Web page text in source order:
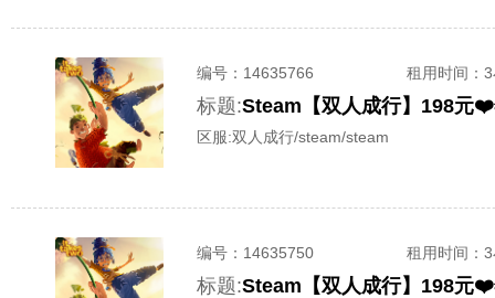
编号： 14635766 租用时间 ：
标题:Steam【双人成行】198元
区服:双人成行/steam/steam
编号： 14635750 租用时间 ：
标题:Steam【双人成行】198元